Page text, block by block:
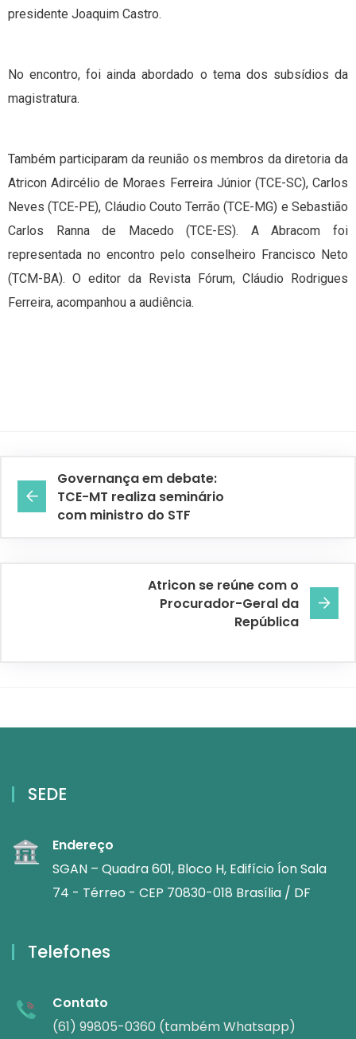
presidente Joaquim Castro.
No encontro, foi ainda abordado o tema dos subsídios da
magistratura.
Também participaram da reunião os membros da diretoria da
Atricon Adircélio de Moraes Ferreira Júnior (TCE-SC), Carlos
Neves (TCE-PE), Cláudio Couto Terrão (TCE-MG) e Sebastião
Carlos Ranna de Macedo (TCE-ES). A Abracom foi
representada no encontro pelo conselheiro Francisco Neto
(TCM-BA). O editor da Revista Fórum, Cláudio Rodrigues
Ferreira, acompanhou a audiência.
Governança em debate:
TCE-MT realiza seminário
com ministro do STF
Atricon se reúne com o
Procurador-Geral da
República
SEDE
Endereço
SGAN – Quadra 601, Bloco H, Edifício Íon Sala
74 - Térreo - CEP 70830-018 Brasília / DF
Telefones
Contato
(61) 99805-0360 (também Whatsapp)